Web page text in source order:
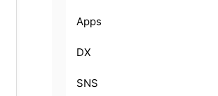
Apps
DX
SNS